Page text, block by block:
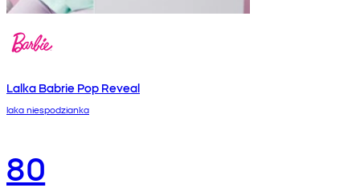
Lalka Babrie Pop Reveal
laka niespodzianka
80